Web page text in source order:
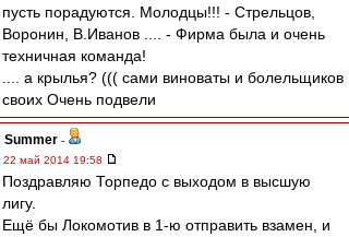
пусть порадуются. Молодцы!!! - Стрельцов,
Воронин, В.Иванов .... - Фирма была и очень
техничная команда!
.... а крылья? ((( сами виноваты и болельщиков
своих Очень подвели
Summer -
22 май 2014 19:58
Поздравляю Торпедо с выходом в высшую
лигу.
Ещё бы Локомотив в 1-ю отправить взамен, и